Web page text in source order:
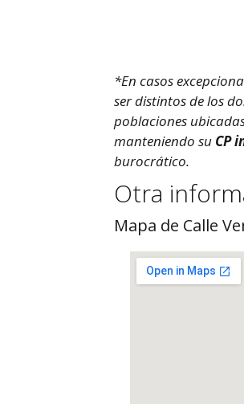
*En casos
ser distintos de los
poblaciones
manteniendo su CP
burocrático.
Otra
Mapa de Calle